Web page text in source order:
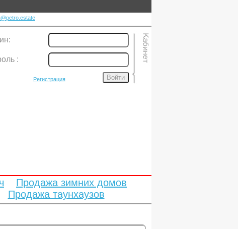
:
Регистрация Войти
Продажа зимних домов
Продажа таунхаузов